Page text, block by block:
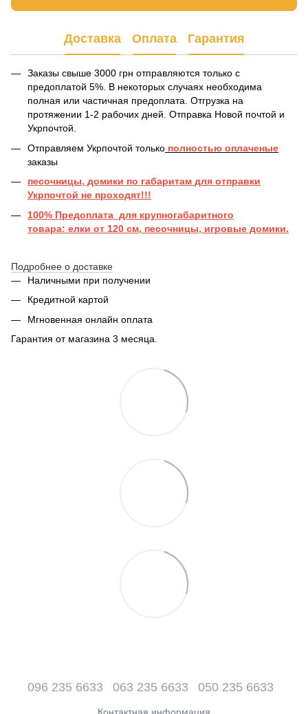
Доставка Оплата Гарантия
Заказы свыше 3000 грн отправляются только с
предоплатой 5%. В некоторых случаях необходима
полная или частичная предоплата. Отгрузка на
протяжении 1-2 рабочих дней. Отправка Новой почтой и
Укрпочтой.
Отправляем Укрпочтой только полностью оплаченые
заказы
песочницы, домики по габаритам для отправки
Укрпочтой не проходят!!!
100% Предоплата для крупногабаритного
товара: елки от 120 см, песочницы, игровые домики.
Подробнее о доставке
Наличными при получении
Кредитной картой
Мгновенная онлайн оплата
Гарантия от магазина 3 месяца.
096 235 6633 063 235 6633 050 235 6633